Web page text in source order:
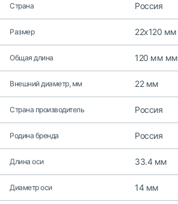
Страна Россия
Размер 22x120 мм
Общая длина 120 мм мм
Внешний диаметр, мм 22 мм
Страна производитель Россия
Родина бренда Россия
Длина оси 33.4 мм
Диаметр оси 14 мм